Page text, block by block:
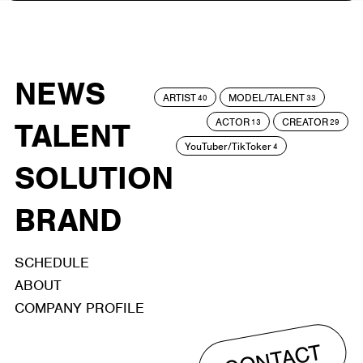
NEWS
TALENT
SOLUTION
BRAND
ARTIST40 MODEL/TALENT33
ACTOR 13 CREATOR29
YouTuber/TikToker4
SCHEDULE
ABOUT
COMPANY PROFILE